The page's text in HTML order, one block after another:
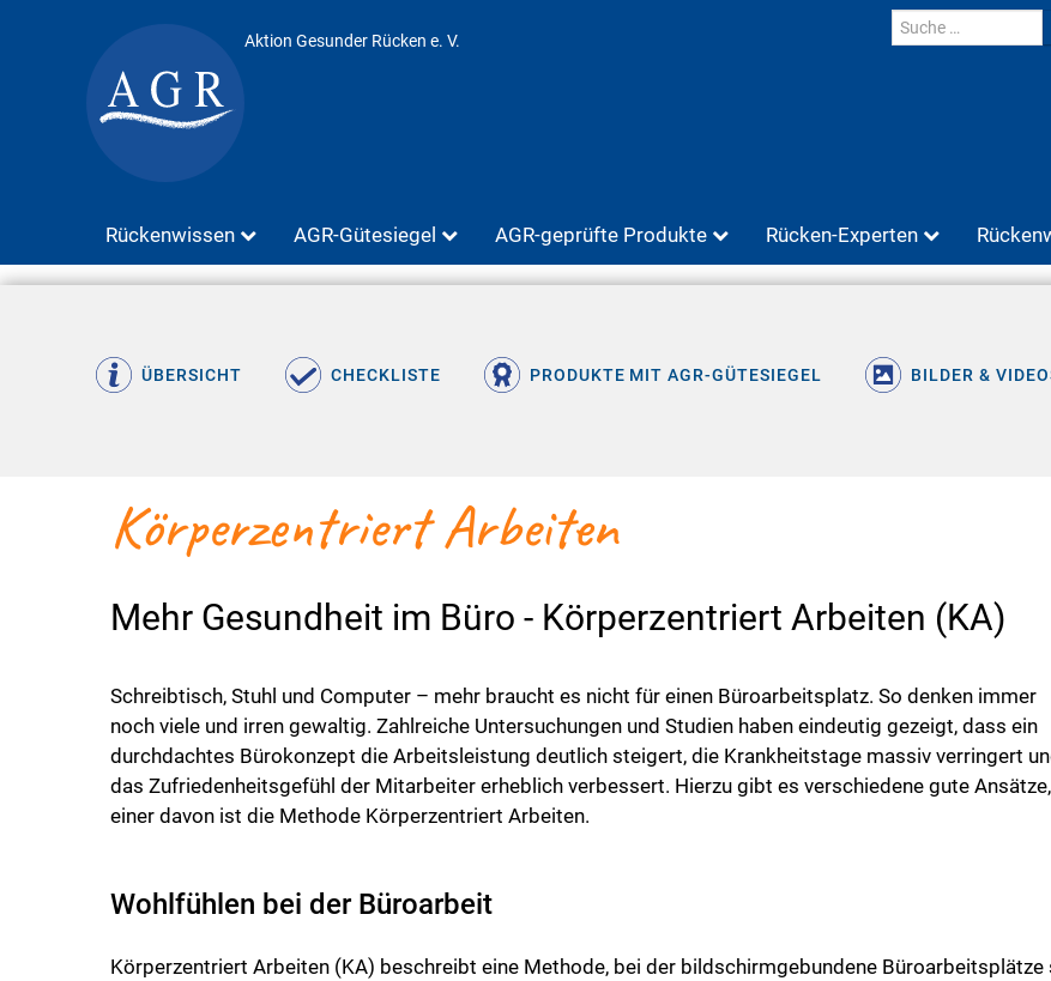
Aktion Gesunder Rücken e. V.
Rückenwissen AGR-Gütesiegel AGR-geprüfte Produkte Rücken-Experten
ÜBERSICHT CHECKLISTE PRODUKTE MIT AGR-GÜTESIEGEL BILDER &
Körperzentriert Arbeiten
Mehr Gesundheit im Büro - Körperzentriert Arbeiten (KA)
Schreibtisch, Stuhl und Computer – mehr braucht es nicht für einen Büroarbeitsplatz. So denken immer
noch viele und irren gewaltig. Zahlreiche Untersuchungen und Studien haben eindeutig gezeigt, dass ein
durchdachtes Bürokonzept die Arbeitsleistung deutlich steigert, die Krankheitstage massiv verringert
das Zufriedenheitsgefühl der Mitarbeiter erheblich verbessert. Hierzu gibt es verschiedene gute Ansätze,
einer davon ist die Methode Körperzentriert Arbeiten.
Wohlfühlen bei der Büroarbeit
Körperzentriert Arbeiten (KA) beschreibt eine Methode, bei der bildschirmgebundene